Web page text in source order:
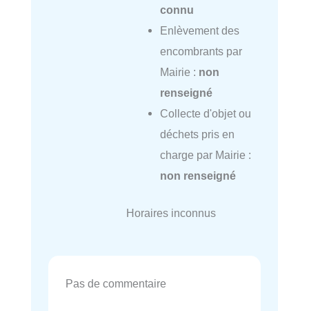
connu
Enlèvement des
encombrants par
Mairie : non
renseigné
Collecte d'objet ou
déchets pris en
charge par Mairie :
non renseigné
Horaires inconnus
Pas de commentaire